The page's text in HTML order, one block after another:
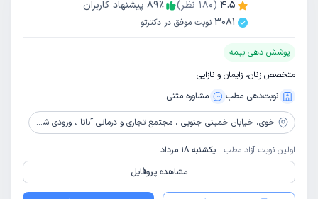
4.5
(
180 نظر) 89٪
پیشنهاد کاربران
3081 نوبت موفق در دکترتو
پوشش دهی بیمه
متخصص زنان، زایمان و نازایی
نوبت‌دهی مطب
مشاوره‌ متنی
خوی، خیابان خمینی جنوبی ، مجتمع تجاری و درمانی آناتا ، ورودی شمالی ، طبقه 3 ، واحد309
اولین نوبت آزاد مطب: یکشنبه 18 مرداد
مشاهده پروفایل